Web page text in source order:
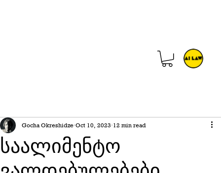
საალიმენტო
Gocha Okreshidze Oct 10, 2023 12 min read